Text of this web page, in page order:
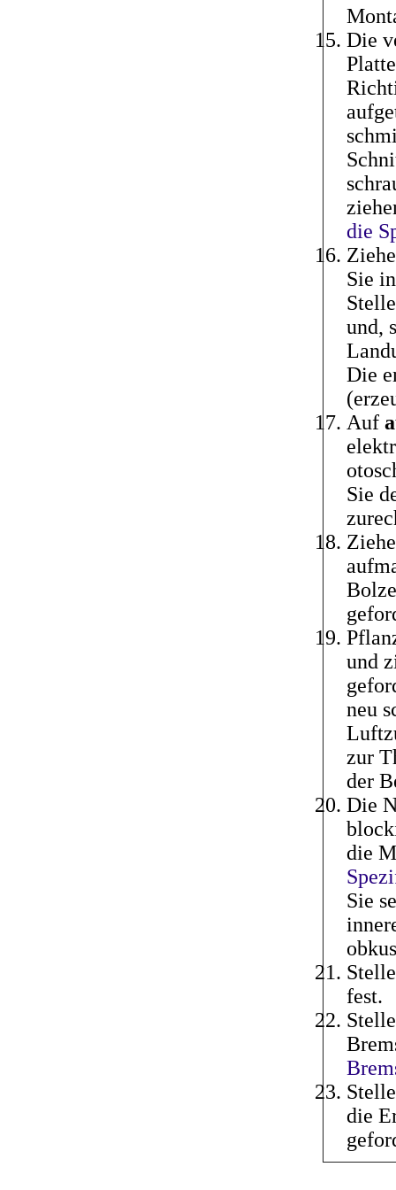
Die
die
Sie
und,
Die
Auf
Sie
und
neu
zur
der
Die
die
Sie
fest.
die